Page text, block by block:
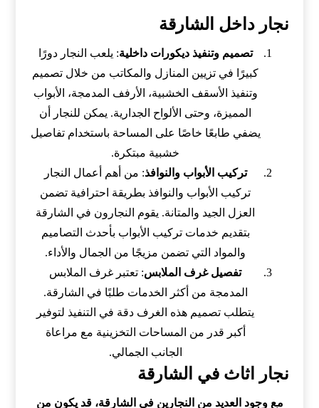
نجار داخل الشارقة
تصميم وتنفيذ ديكورات داخلية: يلعب النجار دورًا
كبيرًا في تزيين المنازل والمكاتب من خلال تصميم
وتنفيذ الأسقف الخشبية، الأرفف المدمجة، الأبواب
المميزة، وحتى الألواح الجدارية. يمكن للنجار أن
يضفي طابعًا خاصًا على المساحة باستخدام تفاصيل
خشبية مبتكرة.
تركيب الأبواب والنوافذ: من أهم أعمال النجار
تركيب الأبواب والنوافذ بطريقة احترافية تضمن
العزل الجيد والمتانة. يقوم النجارون في الشارقة
بتقديم خدمات تركيب الأبواب بأحدث التصاميم
والمواد التي تضمن مزيجًا من الجمال والأداء.
تفصيل غرف الملابس: تعتبر غرف الملابس
المدمجة من أكثر الخدمات طلبًا في الشارقة.
يتطلب تصميم هذه الغرف دقة في التنفيذ لتوفير
أكبر قدر من المساحات التخزينية مع مراعاة
الجانب الجمالي.
نجار اثاث في الشارقة
مع وجود العديد من النجارين في الشارقة، قد يكون من